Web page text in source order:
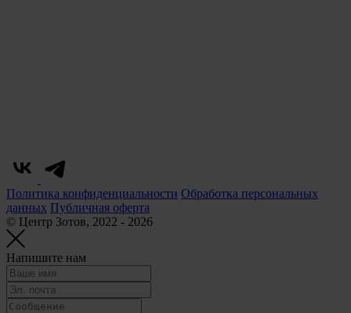
Политика конфиденциальности Обработка персональных
данных Публичная оферта
© Центр Зотов, 2022 - 2026
Напишите нам